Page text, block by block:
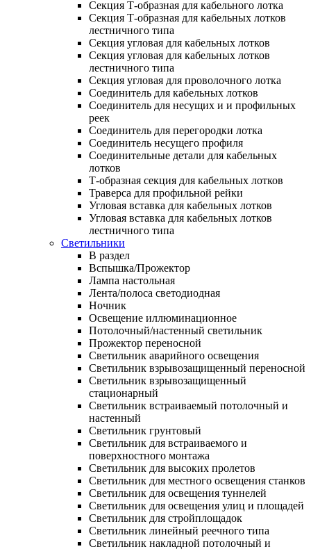
Секция Т-образная для кабельного лотка
Секция Т-образная для кабельных лотков
лестничного типа
Секция угловая для кабельных лотков
Секция угловая для кабельных лотков
лестничного типа
Секция угловая для проволочного лотка
Соединитель для кабельных лотков
Соединитель для несущих и и профильных
реек
Соединитель для перегородки лотка
Соединитель несущего профиля
Соединительные детали для кабельных
лотков
Т-образная секция для кабельных лотков
Траверса для профильной рейки
Угловая вставка для кабельных лотков
Угловая вставка для кабельных лотков
лестничного типа
Светильники
В раздел
Вспышка/Прожектор
Лампа настольная
Лента/полоса светодиодная
Ночник
Освещение иллюминационное
Потолочный/настенный светильник
Прожектор переносной
Светильник аварийного освещения
Светильник взрывозащищенный переносной
Светильник взрывозащищенный
стационарный
Светильник встраиваемый потолочный и
настенный
Светильник грунтовый
Светильник для встраиваемого и
поверхностного монтажа
Светильник для высоких пролетов
Светильник для местного освещения станков
Светильник для освещения туннелей
Светильник для освещения улиц и площадей
Светильник для стройплощадок
Светильник линейный реечного типа
Светильник накладной потолочный и